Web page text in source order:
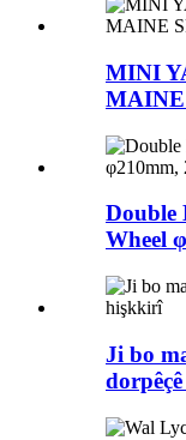
MINI
MAINE
Double
Wheel
Ji bo